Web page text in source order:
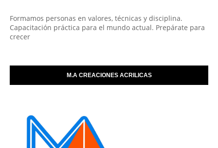
Formamos personas en valores, técnicas y disciplina.
Capacitación práctica para el mundo actual. Prepárate para
crecer
M.A CREACIONES ACRILICAS